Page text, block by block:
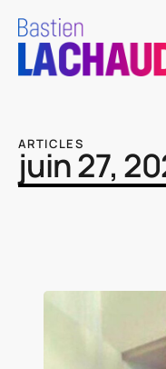
ARTICLES
juin 27,